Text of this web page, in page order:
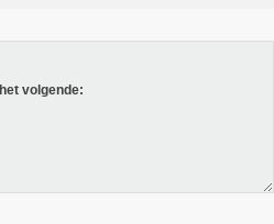
volgende: